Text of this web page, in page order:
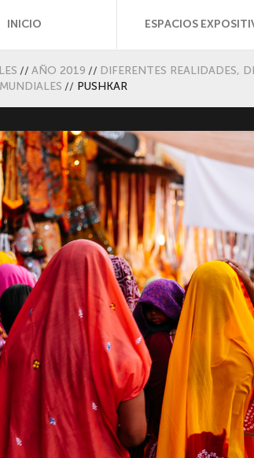
INICIO ESPACIOS
// AÑO 2019 // DIFERENTES REALIDADES,
// PUSHKAR